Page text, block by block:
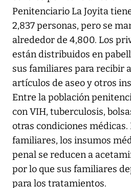
Penitenciario La Joyita
2,837 personas, pero se
alrededor de 4,800. Los
están distribuidos en
sus familiares para recibir
artículos de aseo y otros
Entre la población
con VIH, tuberculosis,
otras condiciones médicas.
familiares, los insumos
penal se reducen a
por lo que sus familiares
para los tratamientos.